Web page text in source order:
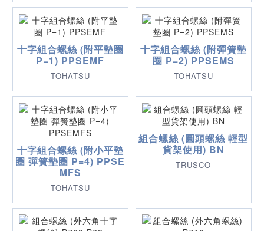
十字組合螺絲 (附平墊圈
P=1) PPSEMF
TOHATSU
十字組合螺絲 (附彈簧墊
圈 P=2) PPSEMS
TOHATSU
十字組合螺絲 (附小平墊
圈 彈簧墊圈 P=4) PPSE
MFS
TOHATSU
組合螺絲 (圓頭螺絲 輕型
貨架使用) BN
TRUSCO